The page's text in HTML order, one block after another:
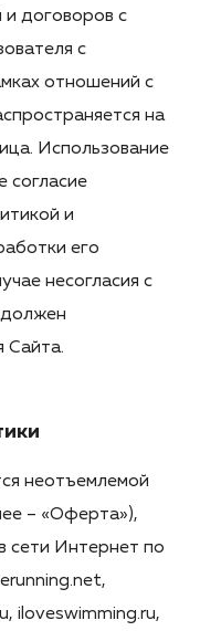
договоров с
с
отношений с
на
Использование
согласие
и
его
несогласия с
должен
Сайта.
неотъемлемой
– «Оферта»),
сети Интернет по
iloveswimming.ru,